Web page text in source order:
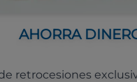
AHORRA
retrocesiones